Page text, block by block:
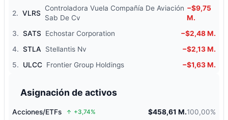
2. VLRS
Controladora Vuela Compañía De Aviación
Sab De Cv
−$9,75
M.
3. SATS Echostar Corporation
−$2,48 M.
4. STLA Stellantis Nv
−$2,13 M.
5.
ULCC Frontier Group Holdings −$1,63 M.
Asignación de activos
Acciones/ETFs +3,74% $458,61 M.100,00%